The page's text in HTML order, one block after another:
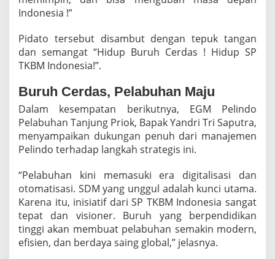
Indonesia !”
Pidato tersebut disambut dengan tepuk tangan
dan semangat “Hidup Buruh Cerdas ! Hidup SP
TKBM Indonesia!”.
Buruh Cerdas, Pelabuhan Maju
Dalam kesempatan berikutnya, EGM Pelindo
Pelabuhan Tanjung Priok, Bapak Yandri Tri Saputra,
menyampaikan dukungan penuh dari manajemen
Pelindo terhadap langkah strategis ini.
“Pelabuhan kini memasuki era digitalisasi dan
otomatisasi. SDM yang unggul adalah kunci utama.
Karena itu, inisiatif dari SP TKBM Indonesia sangat
tepat dan visioner. Buruh yang berpendidikan
tinggi akan membuat pelabuhan semakin modern,
efisien, dan berdaya saing global,” jelasnya.